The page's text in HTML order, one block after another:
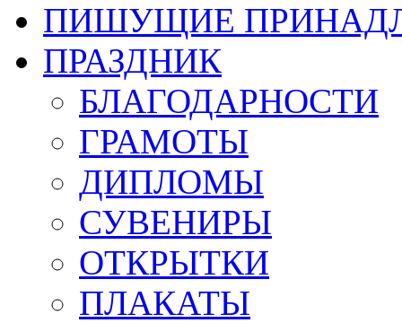
ПИШУЩИЕ
ПРАЗДНИК
БЛАГОДАРНОСТИ
ГРАМОТЫ
ДИПЛОМЫ
СУВЕНИРЫ
ОТКРЫТКИ
ПЛАКАТЫ